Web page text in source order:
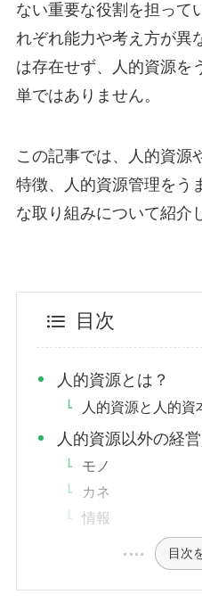
ない重要な役割を担って
れぞれ能力や考え方が異
は存在せず、人的資源を
単ではありません。
この記事では、人的資源
特徴、人的資源管理をう
な取り組みについて紹介
目次
人的資源とは？
人的資源と人的資
人的資源以外の経
モノ
カネ
情報
目次